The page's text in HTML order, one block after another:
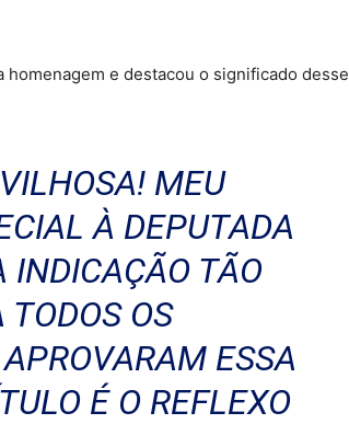
e destacou o significado desse
MEU
À DEPUTADA
INDICAÇÃO TÃO
TODOS OS
ESSA
É O REFLEXO